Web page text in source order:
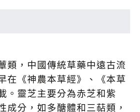
類，中國傳統草藥中遠古流
在《神農本草經》、《本草
。靈芝主要分為赤芝和紫
成分，如多醣體和三萜類，